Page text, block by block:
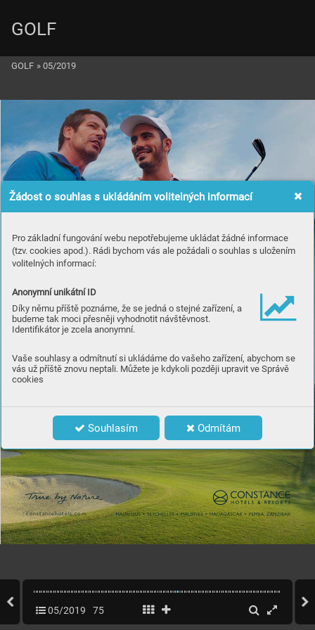
Žádost o souhlas s ukládáním volitelných informací
Pro základní fungování webu nepotřebujeme ukládat žádné informace
(tzv. cookies apod.). Rádi bychom vás ale požádali o souhlas s uložením
volitelných informací:
Anonymní unikátní ID
Díky němu příště poznáme, že se jedná o stejné zařízení, a
budeme tak moci přesněji vyhodnotit návštěvnost.
Identifikátor je zcela anonymní.
Vaše souhlasy a odmítnutí si ukládáme do vašeho zařízení, abychom se
vás už příště znovu neptali. Můžete je kdykoli později upravit ve Správě
cookies
Souhlasím Odmítám
WWW.CASOPISGOLF .CZ 73

GOLF
GOLF » 05/2019
05/2019 75